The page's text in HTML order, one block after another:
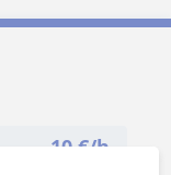
10 €/h